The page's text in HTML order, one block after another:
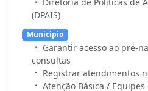
Diretoria de Políticas de
(DPAIS)
Municipio
Garantir acesso ao pré-
consultas
Registrar atendimentos
Atenção Básica /